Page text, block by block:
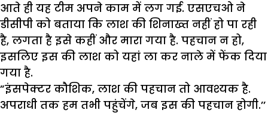
आते ही यह टीम अपने काम में लग गई. एसएचओ ने
डीसीपी को बताया कि लाश की शिनाख्त नहीं हो पा रही
है, लगता है इसे कहीं और मारा गया है. पहचान न हो,
इसलिए इस की लाश को यहां ला कर नाले में फेंक दिया
गया है.
”इंसपेक्टर कौशिक, लाश की पहचान तो आवश्यक है.
अपराधी तक हम तभी पहुंचेंगे, जब इस की पहचान होगी.’’